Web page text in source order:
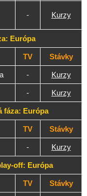
- Kurzy
Európa
TV Stávky
- Kurzy
- Kurzy
fáza: Európa
TV Stávky
- Kurzy
off: Európa
TV Stávky